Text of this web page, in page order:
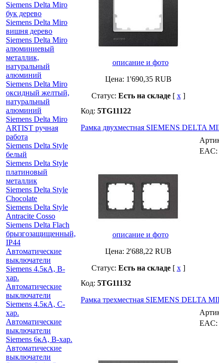
Siemens Delta Miro
бук дерево
Siemens Delta Miro
вишня дерево
Siemens Delta Miro
алюминиевый
металлик,
натуральный
алюминий
Siemens Delta Miro
оксидный желтый,
натуральный
алюминий
Siemens Delta Miro
ARTIST ручная
работа
Siemens Delta Style
белый
Siemens Delta Style
платиновый
металлик
Siemens Delta Style
Chocolate
Siemens Delta Style
Antracite Cosso
Siemens Delta Flach
брызгозащищенный,
IP44
Автоматические
выключатели
Siemens 4.5кА, B-
хар.
Автоматические
выключатели
Siemens 4.5кА, C-
хар.
Автоматические
выключатели
Siemens 6кА, B-хар.
Автоматические
выключатели
описание и фото
Цена: 1'690,35RUB
Статус: Есть на складе[ x]
Код: 5TG11122
Рамка двухместная SIEMENS DELTA
описание и фото
Цена: 2'688,22 RUB
Статус: Есть на складе[ x]
EAC:
Код: 5TG11132
Рамка трехместная SIEMENS DELTA
EAC: